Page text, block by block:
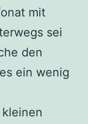
mit
sei
den
ein wenig